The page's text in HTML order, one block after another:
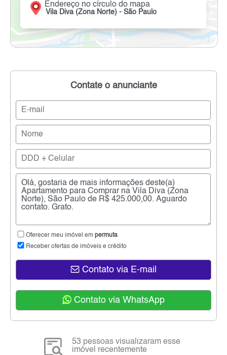
Endereço no círculo do mapa
Vila Diva (Zona Norte) - São Paulo
Contate o anunciante
Oferecer meu imóvel em permuta
Receber ofertas de imóveis e crédito
Contato via E-mail
Contato via WhatsApp
53 pessoas visualizaram esse
imóvel recentemente